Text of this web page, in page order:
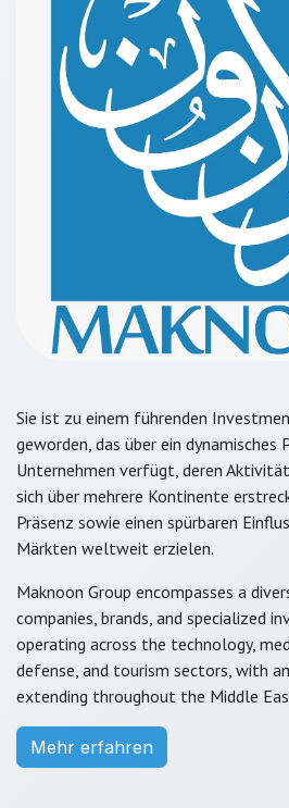
Sie ist zu einem führenden
geworden, das über ein
Unternehmen verfügt, deren
sich über mehrere Kontinente
Präsenz sowie einen spürbaren
Märkten weltweit erzielen.
Maknoon Group encompasses a
companies, brands, and specialized
operating across the technology,
defense, and tourism sectors, with
extending throughout the Middle
Mehr erfahren